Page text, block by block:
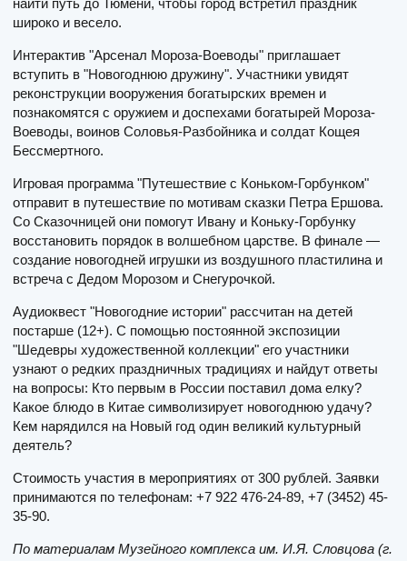
широко и весело.
Интерактив "Арсенал Мороза-Воеводы" приглашает
вступить в "Новогоднюю дружину". Участники увидят
реконструкции вооружения богатырских времен и
познакомятся с оружием и доспехами богатырей Мороза-
Воеводы, воинов Соловья-Разбойника и солдат Кощея
Бессмертного.
Игровая программа "Путешествие с Коньком-Горбунком"
отправит в путешествие по мотивам сказки Петра Ершова.
Со Сказочницей они помогут Ивану и Коньку-Горбунку
восстановить порядок в волшебном царстве. В финале —
создание новогодней игрушки из воздушного пластилина и
встреча с Дедом Морозом и Снегурочкой.
Аудиоквест "Новогодние истории" рассчитан на детей
постарше (12+). С помощью постоянной экспозиции
"Шедевры художественной коллекции" его участники
узнают о редких праздничных традициях и найдут ответы
на вопросы: Кто первым в России поставил дома елку?
Какое блюдо в Китае символизирует новогоднюю удачу?
Кем нарядился на Новый год один великий культурный
деятель?
Стоимость участия в мероприятиях от 300 рублей. Заявки
принимаются по телефонам: +7 922 476-24-89, +7 (3452) 45-
35-90.
По материалам Музейного комплекса им. И.Я. Словцова (г.